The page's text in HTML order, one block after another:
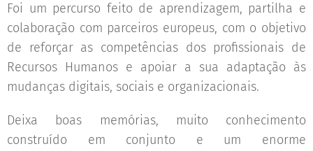
Foi um percurso feito de aprendizagem, partilha e
colaboração com parceiros europeus, com o objetivo
de reforçar as competências dos profissionais de
Recursos Humanos e apoiar a sua adaptação às
mudanças digitais, sociais e organizacionais.
Deixa boas memórias, muito conhecimento
construído em conjunto e um enorme